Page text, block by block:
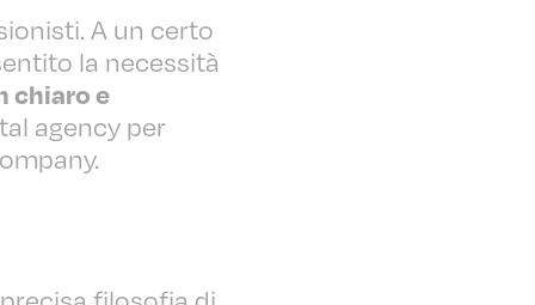
A un certo
la necessità
chiaro e
agency per